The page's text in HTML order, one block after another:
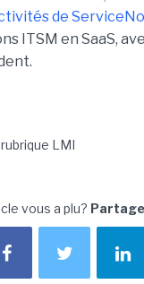
de
ITSM en SaaS,
LMI
vous a plu?